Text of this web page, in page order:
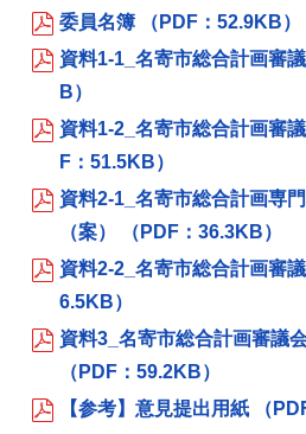
委員名簿 （PDF：52.9KB）
資料1-1_名寄市総合計画審
B）
資料1-2_名寄市総合計画審
F：51.5KB）
資料2-1_名寄市総合計画専
（案） （PDF：36.3KB）
資料2-2_名寄市総合計画審
6.5KB）
資料3_名寄市総合計画審議
（PDF：59.2KB）
【参考】意見提出用紙 （